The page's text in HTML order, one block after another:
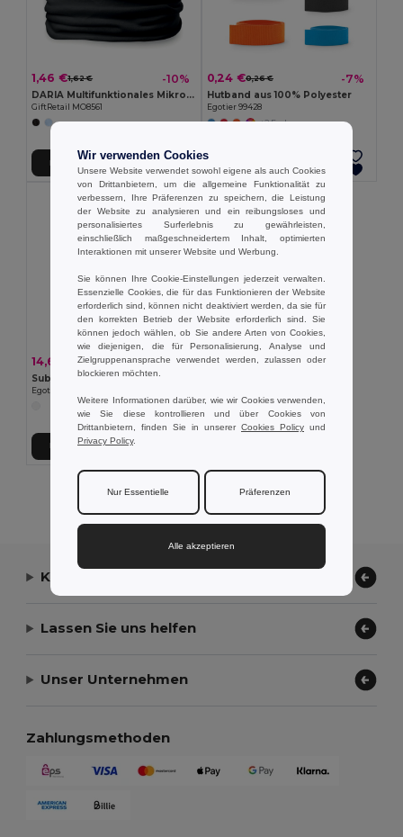
1,46 €1,62 € -10%
DARIA Multifunktionales Mikrofasertuch Bandana
GiftRetail MO8561
In den Warenkorb
0,24 €0,26 € -7%
Hutband aus 100% Polyester
Egotier 99428
+2 Farben
14,63 € 22,01 € -34%
Sublimiertes Hutband
Egotier 99458
In den Warenkorb
Alle Produkte Anzeigen.
Kontaktieren Sie uns
Lassen Sie uns helfen
Unser Unternehmen
Zahlungsmethoden
Wir verwenden Cookies
Unsere Website verwendet sowohl eigene als auch Cookies
von Drittanbietern, um die allgemeine Funktionalität zu
verbessern, Ihre Präferenzen zu speichern, die Leistung
der Website zu analysieren und ein reibungsloses und
personalisiertes Surferlebnis zu gewährleisten,
einschließlich maßgeschneidertem Inhalt, optimierten
Interaktionen mit unserer Website und Werbung.
Sie können Ihre Cookie-Einstellungen jederzeit verwalten.
Essenzielle Cookies, die für das Funktionieren der Website
erforderlich sind, können nicht deaktiviert werden, da sie für
den korrekten Betrieb der Website erforderlich sind. Sie
können jedoch wählen, ob Sie andere Arten von Cookies,
wie diejenigen, die für Personalisierung, Analyse und
Zielgruppenansprache verwendet werden, zulassen oder
blockieren möchten.
Weitere Informationen darüber, wie wir Cookies verwenden,
wie Sie diese kontrollieren und über Cookies von
Drittanbietern, finden Sie in unserer Cookies Policy und
Privacy Policy.
Nur Essentielle Präferenzen
Alle akzeptieren